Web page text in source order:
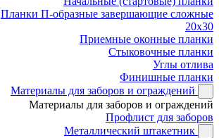
Планки П-образные завершающие сложные
20x30
Приемные оконные планки
Стыковочные планки
Углы отлива
Финишные планки
Материалы для заборов и ограждений
Материалы для заборов и ограждений
Профлист для заборов
Металлический штакетник